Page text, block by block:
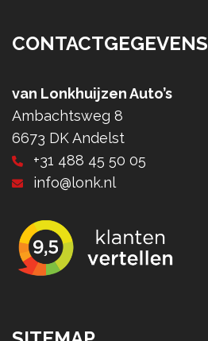
CONTACTGEGEVENS
van Lonkhuijzen Auto’s
Ambachtsweg 8
6673 DK Andelst
+31 488 45 50 05
info@lonk.nl